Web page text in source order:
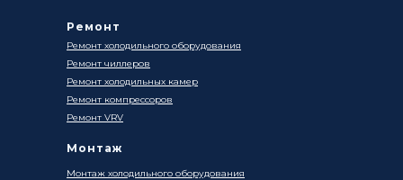
Ремонт
Ремонт холодильного оборудования
Ремонт чиллеров
Ремонт холодильных камер
Ремонт компрессоров
Ремонт VRV
Монтаж
Монтаж холодильного оборудования